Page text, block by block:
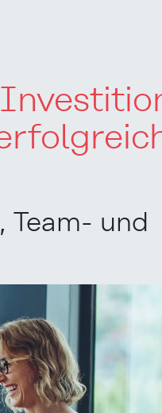
Team- und